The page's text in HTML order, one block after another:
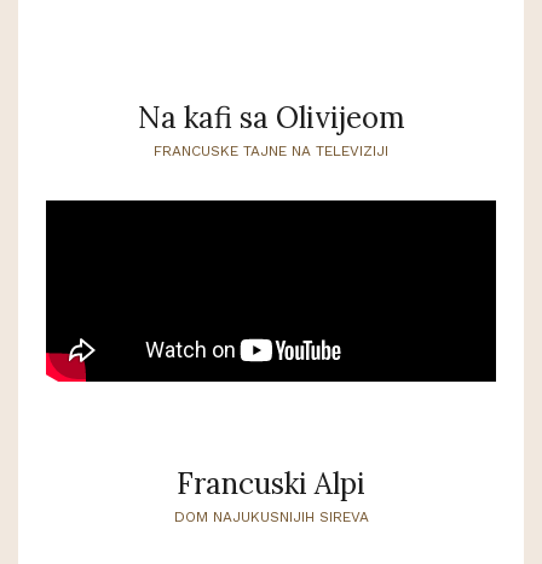
Na kafi sa Olivijeom
FRANCUSKE TAJNE NA TELEVIZIJI
Francuski Alpi
DOM NAJUKUSNIJIH SIREVA